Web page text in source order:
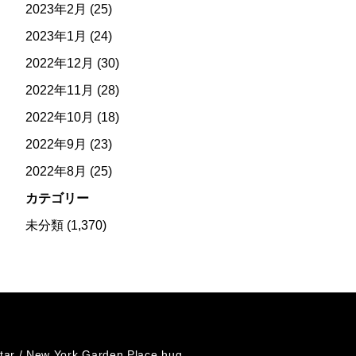
2023年2月 (25)
2023年1月 (24)
2022年12月 (30)
2022年11月 (28)
2022年10月 (18)
2022年9月 (23)
2022年8月 (25)
カテゴリー
未分類(1,370)